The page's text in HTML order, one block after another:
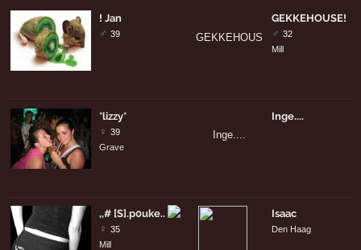
! Jan
♂ 39
*lizzy*
♀ 39
Grave
,,# [S].p0uke..
♀ 35
Mill
GEKKEHOUSE!
♂ 32
Mill
Inge....
Isaac
Den Haag